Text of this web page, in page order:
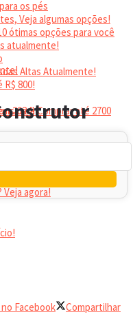
os pés
Veja algumas opções!
ótimas opções para você
atualmente!
Altas Atualmente!
800!
2024!
para Comprar até 2700
Veja agora!
Facebook
Compartilhar